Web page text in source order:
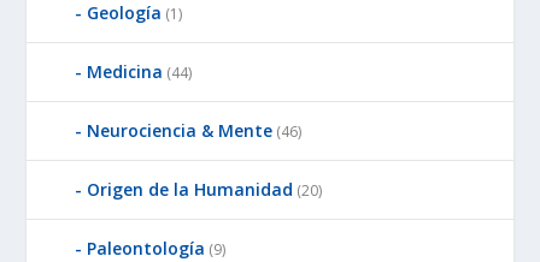
Geología (1)
Medicina (44)
Neurociencia & Mente (46)
Origen de la Humanidad (20)
Paleontología (9)